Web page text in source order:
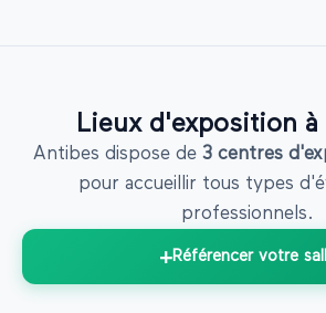
Lieux d'exposition à
Antibes dispose de 3 centres
pour accueillir tous types
professionnels.
+Référencer votre